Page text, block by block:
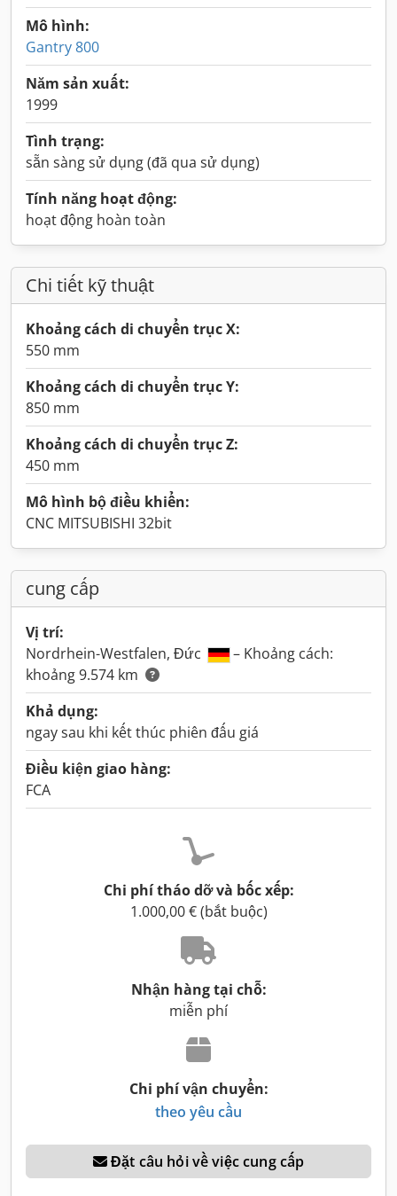
Mô hình:
Gantry 800
Năm sản xuất:
1999
Tình trạng:
sẵn sàng sử dụng (đã qua sử dụng)
Tính năng hoạt động:
hoạt động hoàn toàn
Chi tiết kỹ thuật
Khoảng cách di chuyển trục X:
550 mm
Khoảng cách di chuyển trục Y:
850 mm
Khoảng cách di chuyển trục Z:
450 mm
Mô hình bộ điều khiển:
CNC MITSUBISHI 32bit
cung cấp
Vị trí:
Nordrhein-Westfalen, Đức
– Khoảng cách:
khoảng 9.574 km
Khả dụng:
ngay sau khi kết thúc phiên đấu giá
Điều kiện giao hàng:
FCA
Chi phí tháo dỡ và bốc xếp:
1.000,00 € (bắt buộc)
Nhận hàng tại chỗ:
miễn phí
Chi phí vận chuyển:
theo yêu cầu
Đặt câu hỏi về việc cung cấp